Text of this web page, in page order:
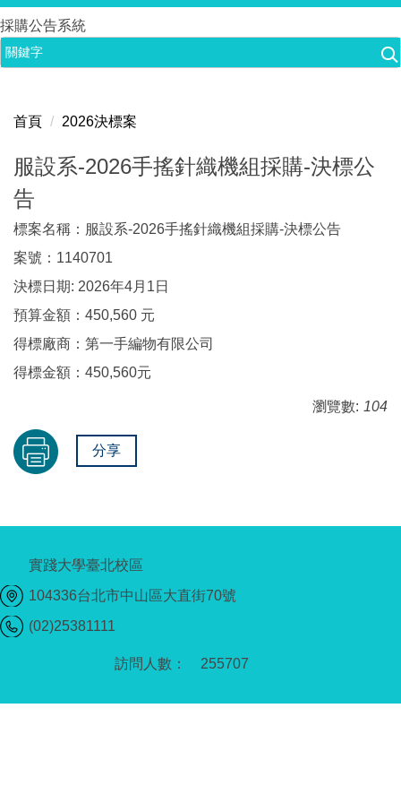
跳
到
主
容
採購公告系統
首頁 2026決標案
服設系-2026手搖針織機組採購-決標公
告
標案名稱：服設系-2026手搖針織機組採購-決標公告
案號：1140701
決標日期: 2026年4月1日
預算金額：450,560 元
得標廠商：第一手編物有限公司
得標金額：450,560元
瀏覽數: 104
分享
255707
實踐大學臺北校區
104336台北市中山區大直街70號
(02)25381111